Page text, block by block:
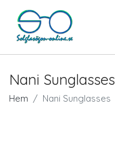
Nani Sunglasses
Hem Nani Sunglasses